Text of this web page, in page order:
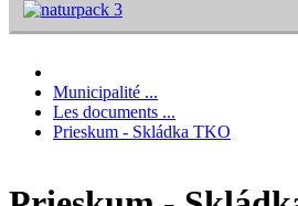
Municipalité ...
Les documents ...
Prieskum - Skládka TKO